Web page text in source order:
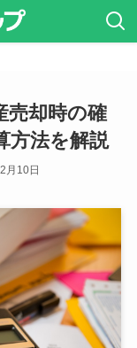
売却時の確
方法を解説
月10日